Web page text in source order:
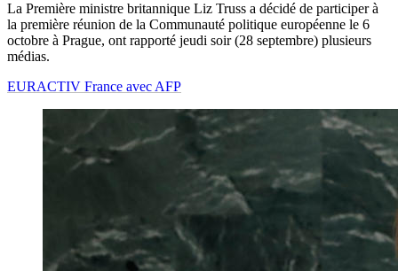
La Première ministre britannique Liz Truss a décidé de participer à
la première réunion de la Communauté politique européenne le 6
octobre à Prague, ont rapporté jeudi soir (28 septembre) plusieurs
médias.
EURACTIV France avec AFP